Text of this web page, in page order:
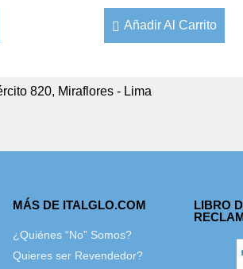
Añadir Al Carrito
820, Miraflores - Lima
MÁS DE ITALGLO.COM
¿Quiénes “No” Somos?
Quieres ser Revendedor?
LIBRO